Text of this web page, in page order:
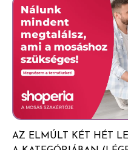
Illóolajokkal
Lavender & Aloe
tűzveszélyes aeroszol.
uralkodik: hő hatására
szemirritációt okoz.
okozhat. Orvosi
termék edényét vagy
tartandó. SZEMBE
tartó óvatos öblítés
kontaktlencsék
öblítés folytatása. Ha a
AZ ELMÚLT KÉT HÉT